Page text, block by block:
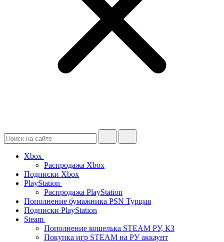
Xbox
Распродажа Xbox
Подписки Xbox
PlayStation
Распродажа PlayStation
Пополнение бумажника PSN Турция
Подписки PlayStation
Steam
Пополнение кошелька STEAM РУ, КЗ
Покупка игр STEAM на РУ аккаунт